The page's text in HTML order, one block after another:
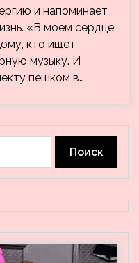
и напоминает
«В моем сердце
кто ищет
музыку. И
пешком в…